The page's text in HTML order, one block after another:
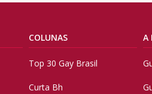
COLUNAS
Top 30 Gay Brasil
Curta Bh
A